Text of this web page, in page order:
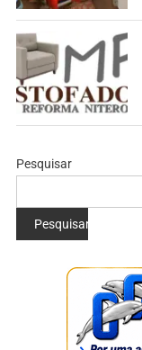
Pesquisar
Pesquisar